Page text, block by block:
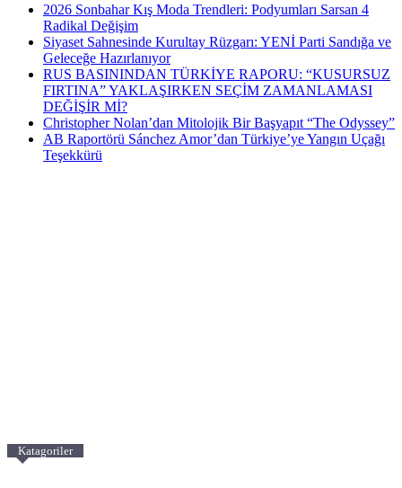
2026 Sonbahar Kış Moda Trendleri: Podyumları Sarsan 4
Radikal Değişim
Siyaset Sahnesinde Kurultay Rüzgarı: YENİ Parti Sandığa ve
Geleceğe Hazırlanıyor
RUS BASININDAN TÜRKİYE RAPORU: “KUSURSUZ
FIRTINA” YAKLAŞIRKEN SEÇİM ZAMANLAMASI
DEĞİŞİR Mİ?
Christopher Nolan’dan Mitolojik Bir Başyapıt “The Odyssey”
AB Raportörü Sánchez Amor’dan Türkiye’ye Yangın Uçağı
Teşekkürü
Katagoriler